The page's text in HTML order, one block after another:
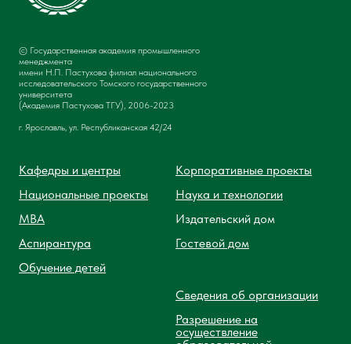
© Государственная академия промышленного
менеджмента
имени Н.П. Пастухова филиал национального
исследовательского Томского государственного
университета
(Академия Пастухова ТГУ), 2006-2023
г. Ярославль, ул. Республиканская 42/24
Кафедры и центры
Национальные проекты
MBA
Аспирантура
Обучение детей
Корпоративные проекты
Наука и технологии
Издательский дом
Гостевой дом
Сведения об организации
Разрешение на
осуществление